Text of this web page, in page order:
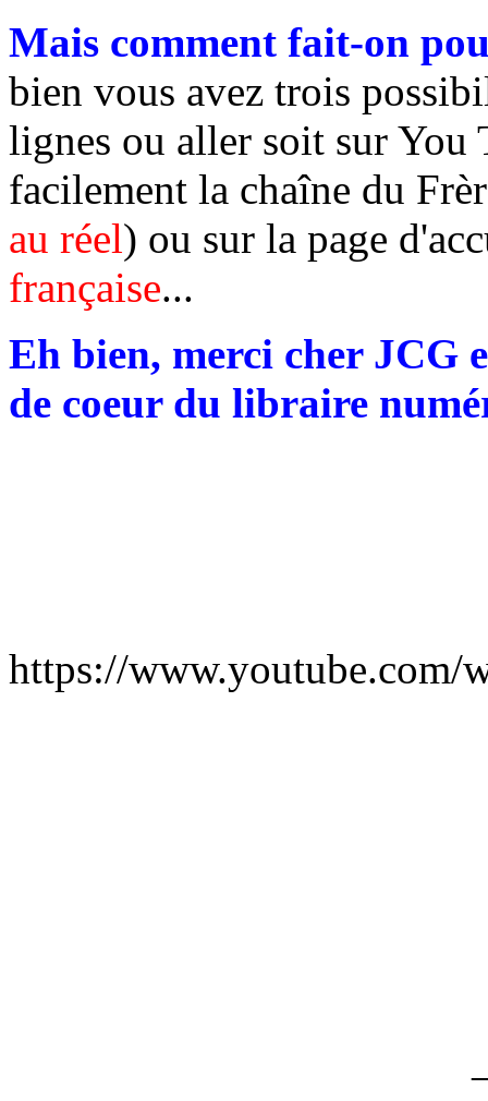
Mais comment fait-on
bien vous avez trois
lignes ou aller soit sur You
facilement la chaîne du
au réel) ou sur la page
française...
Eh bien, merci cher JCG
de coeur du libraire
https://www.youtube.com/